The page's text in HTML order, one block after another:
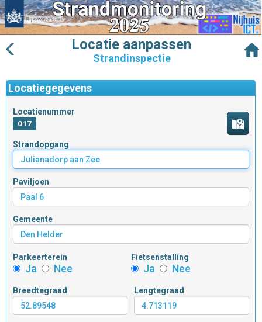
Locatie aanpassen
Strandinspectie
Locatiegegevens
Locatienummer
017
Strandopgang
Paviljoen
Gemeente
Parkeerterein
Ja Nee
Fietsenstalling
Ja Nee
Breedtegraad Lengtegraad